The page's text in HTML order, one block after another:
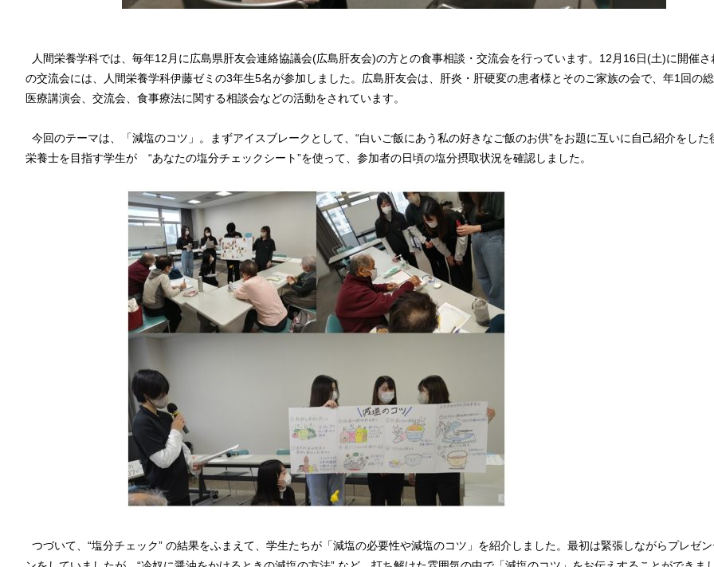
人間栄養学科では、毎年12月に広島県肝友会連絡協議会(広島肝友会)の方との食事相談・交流会を行っています。12月16日(土)に開催さ
の交流会には、人間栄養学科伊藤ゼミの3年生5名が参加しました。広島肝友会は、肝炎・肝硬変の患者様とそのご家族の会で、年1回の
医療講演会、交流会、食事療法に関する相談会などの活動をされています。
今回のテーマは、「減塩のコツ」。まずアイスブレークとして、“白いご飯にあう私の好きなご飯のお供”をお題に互いに自己紹介をした
栄養士を目指す学生が “あなたの塩分チェックシート”を使って、参加者の日頃の塩分摂取状況を確認しました。
つづいて、“塩分チェック” の結果をふまえて、学生たちが「減塩の必要性や減塩のコツ」を紹介しました。最初は緊張しながらプレゼ